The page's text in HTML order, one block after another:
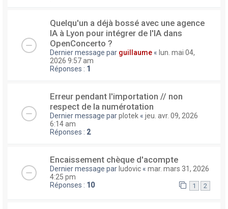
Quelqu'un a déjà bossé avec une agence
IA à Lyon pour intégrer de l'IA dans
OpenConcerto ?
Dernier message par guillaume « lun. mai 04,
2026 9:57 am
Réponses : 1
Erreur pendant l'importation // non
respect de la numérotation
Dernier message parplotek « jeu. avr. 09, 2026
6:14 am
Réponses : 2
Encaissement chèque d'acompte
Dernier message par ludovic « mar. mars 31, 2026
4:25 pm
Réponses : 10 1 2